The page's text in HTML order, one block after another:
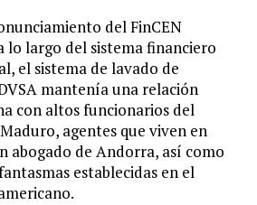
del FinCEN
lo largo del sistema financiero
el sistema de lavado de
mantenía una relación
con altos funcionarios del
agentes que viven en
abogado de Andorra, así como
establecidas en el